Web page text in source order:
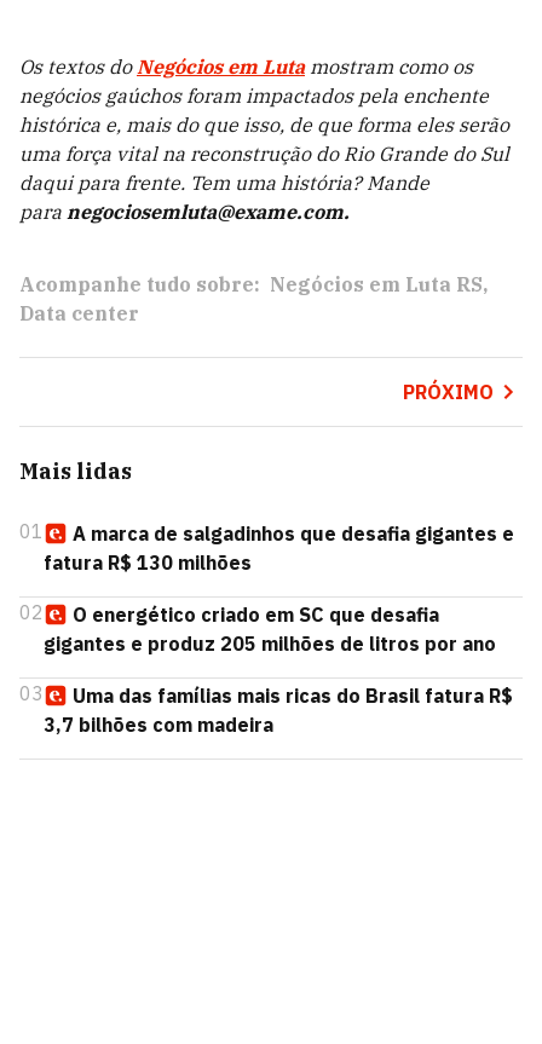
Os textos do Negócios em Luta mostram como os
negócios gaúchos foram impactados pela enchente
histórica e, mais do que isso, de que forma eles serão
uma força vital na reconstrução do Rio Grande do Sul
daqui para frente. Tem uma história? Mande
para negociosemluta@exame.com.
Acompanhe tudo sobre: Negócios em Luta RS
Data center
PRÓXIMO
Mais lidas
01
A marca de salgadinhos que desafia gigantes e
fatura R$ 130 milhões
02
O energético criado em SC que desafia
gigantes e produz 205 milhões de litros por ano
03
Uma das famílias mais ricas do Brasil fatura R$
3,7 bilhões com madeira